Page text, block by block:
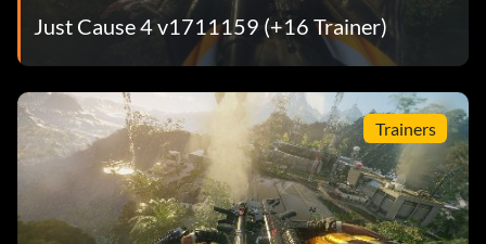
Just Cause 4 v1711159 (+16 Trainer)
Trainers